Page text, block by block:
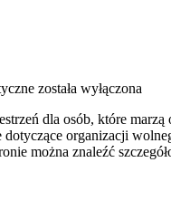
została wyłączona
dla osób, które
organizacji
można znaleźć